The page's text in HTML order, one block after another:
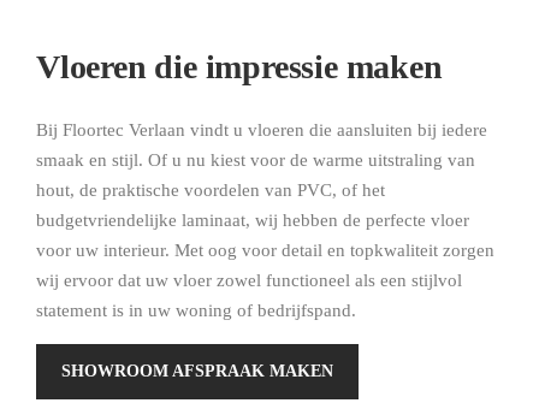
Vloeren die impressie maken
Bij Floortec Verlaan vindt u vloeren die aansluiten bij iedere
smaak en stijl. Of u nu kiest voor de warme uitstraling van
hout, de praktische voordelen van PVC, of het
budgetvriendelijke laminaat, wij hebben de perfecte vloer
voor uw interieur. Met oog voor detail en topkwaliteit zorgen
wij ervoor dat uw vloer zowel functioneel als een stijlvol
statement is in uw woning of bedrijfspand.
SHOWROOM AFSPRAAK MAKEN